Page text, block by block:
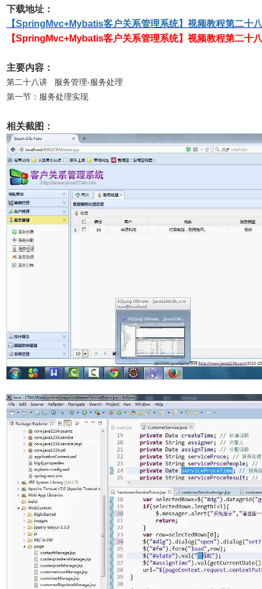
下载地址：
【SpringMvc+Mybatis客户关系管理系统】视频教程第二十
【SpringMvc+Mybatis客户关系管理系统】视频教程第二十
主要内容：
第二十八讲 服务管理-服务处理
第一节：服务处理实现
相关截图：